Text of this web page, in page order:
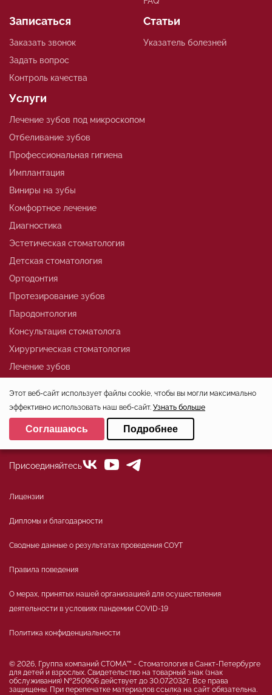
Услуги
Лечение зубов под микроскопом
Отбеливание зубов
Профессиональная гигиена
Имплантация
Виниры на зубы
Комфортное лечение
Диагностика
Эстетическая стоматология
Детская стоматология
Ортодонтия
Протезирование зубов
Пародонтология
Консультация стоматолога
Хирургическая стоматология
Лечение зубов
Статьи
Указатель болезней
Записаться
Заказать звонок
Задать вопрос
Контроль качества
+7 (812)324-01-80
office@stoma-spb.ru
Присоединяйтесь
Лицензии
Дипломы и благодарности
Сводные данные о результатах проведения СОУТ
Правила поведения
О мерах, принятых нашей организацией для осуществления
деятельности в условиях пандемии COVID-19
Политика конфиденциальности
© 2026, Группа компаний СТОМА™ - Стоматология в Санкт-Петербурге
для детей и взрослых. Свидетельство на товарный знак (знак
обслуживания) №250906 действует до 30.07.2032г. Все права
защищены. При перепечатке материалов ссылка на сайт обязательна.
Этот веб-сайт использует файлы cookie, чтобы вы могли максимально
эффективно использовать наш веб-сайт. Узнать больше
Выберите настройки cookie
Минимальные
Соглашаюсь Подробнее